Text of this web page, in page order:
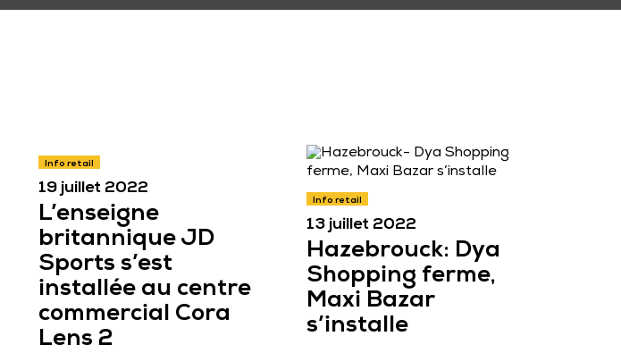
Info retail
19 juillet 2022
L’enseigne
britannique JD
Sports s’est
installée au centre
commercial Cora
Lens 2
Info retail
13 juillet 2022
Hazebrouck: Dya
Shopping ferme,
Maxi Bazar
s’installe